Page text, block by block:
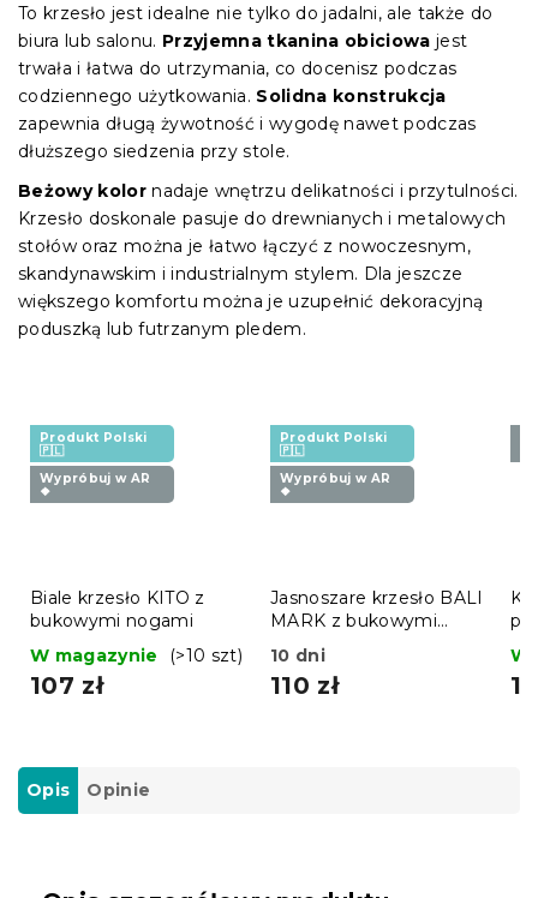
To krzesło jest idealne nie tylko do jadalni, ale także do
biura lub salonu. Przyjemna tkanina obiciowa jest
trwała i łatwa do utrzymania, co docenisz podczas
codziennego użytkowania. Solidna konstrukcja
zapewnia długą żywotność i wygodę nawet podczas
dłuższego siedzenia przy stole.
Beżowy kolor nadaje wnętrzu delikatności i przytulności.
Krzesło doskonale pasuje do drewnianych i metalowych
stołów oraz można je łatwo łączyć z nowoczesnym,
skandynawskim i industrialnym stylem. Dla jeszcze
większego komfortu można je uzupełnić dekoracyjną
poduszką lub futrzanym pledem.
Produkt Polski
🇵🇱
Wypróbuj w AR
❖
Biale krzesło KITO z
bukowymi nogami
W magazynie
(>10 szt)
107 zł
Produkt Polski
🇵🇱
Wypróbuj w AR
❖
Jasnoszare krzesło BALI
MARK z bukowymi
nogami
10 dni
110 zł
W
Opis Opinie